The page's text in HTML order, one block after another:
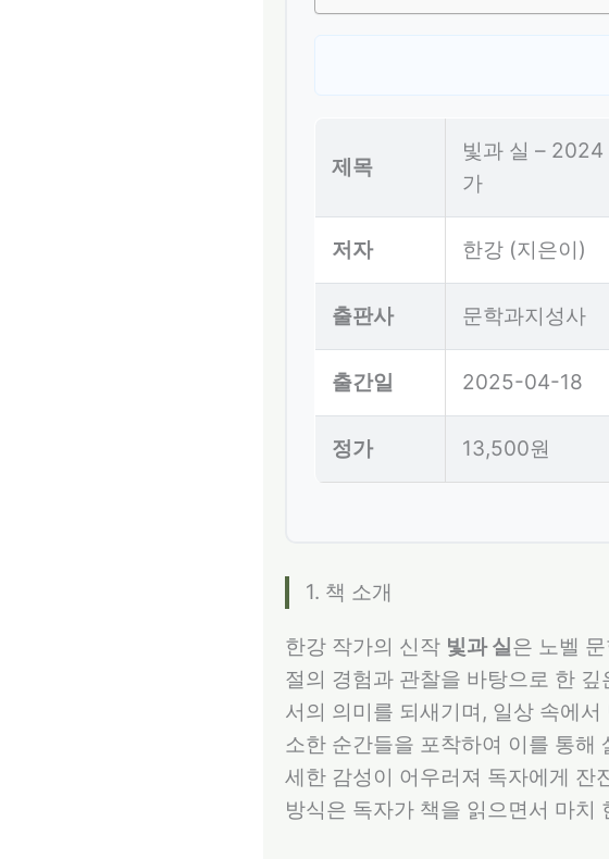
제목
빛과 실 –
가
저자 한강 (지은이)
출판사 문학과지성사
출간일 2025-04-18
정가 13,500원
1. 책 소개
한강 작가의 신작 빛과 실은 노벨
절의 경험과 관찰을 바탕으로 한
서의 의미를 되새기며, 일상 속에
소한 순간들을 포착하여 이를 통해
세한 감성이 어우러져 독자에게 잔
방식은 독자가 책을 읽으면서 마치